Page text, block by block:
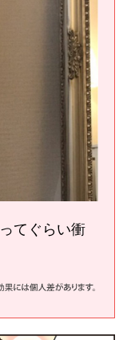
ってぐらい衝